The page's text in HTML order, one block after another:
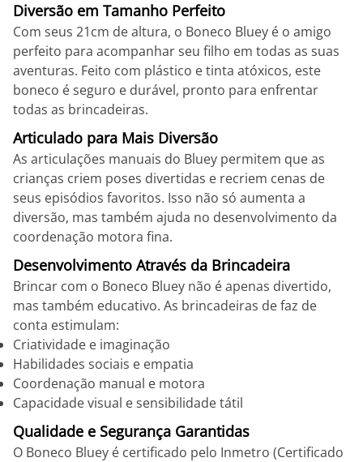
Diversão em Tamanho Perfeito
Com seus 21cm de altura, o Boneco Bluey é o amigo
perfeito para acompanhar seu filho em todas as suas
aventuras. Feito com plástico e tinta atóxicos, este
boneco é seguro e durável, pronto para enfrentar
todas as brincadeiras.
Articulado para Mais Diversão
As articulações manuais do Bluey permitem que as
crianças criem poses divertidas e recriem cenas de
seus episódios favoritos. Isso não só aumenta a
diversão, mas também ajuda no desenvolvimento da
coordenação motora fina.
Desenvolvimento Através da Brincadeira
Brincar com o Boneco Bluey não é apenas divertido,
mas também educativo. As brincadeiras de faz de
conta estimulam:
Criatividade e imaginação
Habilidades sociais e empatia
Coordenação manual e motora
Capacidade visual e sensibilidade tátil
Qualidade e Segurança Garantidas
O Boneco Bluey é certificado pelo Inmetro (Certificado